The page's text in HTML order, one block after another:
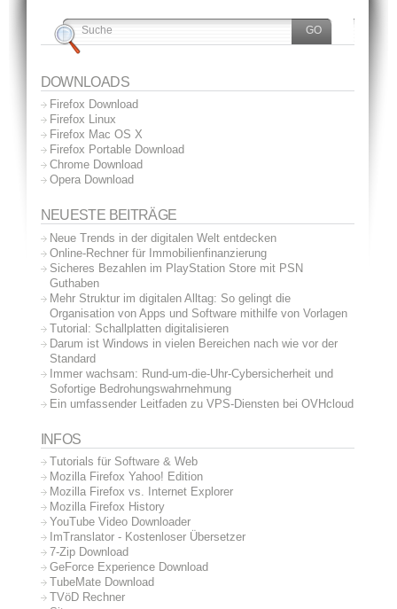
DOWNLOADS
Firefox Download
Firefox Linux
Firefox Mac OS X
Firefox Portable Download
Chrome Download
Opera Download
NEUESTE BEITRÄGE
Neue Trends in der digitalen Welt entdecken
Online-Rechner für Immobilienfinanzierung
Sicheres Bezahlen im PlayStation Store mit PSN
Guthaben
Mehr Struktur im digitalen Alltag: So gelingt die
Organisation von Apps und Software mithilfe von Vorlagen
Tutorial: Schallplatten digitalisieren
Darum ist Windows in vielen Bereichen nach wie vor der
Standard
Immer wachsam: Rund-um-die-Uhr-Cybersicherheit und
Sofortige Bedrohungswahrnehmung
Ein umfassender Leitfaden zu VPS-Diensten bei OVHcloud
INFOS
Tutorials für Software & Web
Mozilla Firefox Yahoo! Edition
Mozilla Firefox vs. Internet Explorer
Mozilla Firefox History
YouTube Video Downloader
ImTranslator - Kostenloser Übersetzer
7-Zip Download
GeForce Experience Download
TubeMate Download
TVöD Rechner